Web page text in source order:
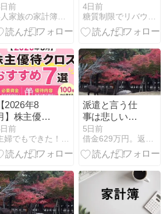
長谷部ゲッ
前
4人家族の家計簿ときどき推し活
キングの成果
か？急に変わ
ったあの数値
4日前
糖質制限でリバウンド！けんと式ダイエットに挑戦中！
【2026年8
】株主優待
ロスおすす
7選｜必要
金・優待内
介
前
主婦でもできた！クロス取引で優待生活
派遣と言う仕
事は悲しい
ね。また仕事
がなくなりそ
うです。
5日前
借金629万円。返済までの道のり